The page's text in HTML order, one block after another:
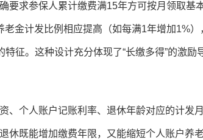
要求参保人累计缴费满15年方可按月领取基
金计发比例相应提高（如每满1年增加1%）
征。这种设计充分体现了“长缴多得”的激励
个人账户记账利率、退休年龄对应的计发
休既能增加缴费年限，又能缩短个人账户养